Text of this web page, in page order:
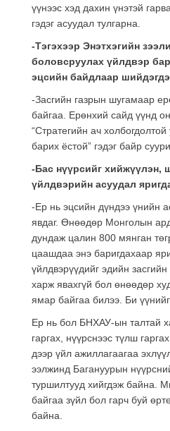
үүнээс хэд дахин үнэтэй
гэдэг асуудал тулгарна.
-Тэгэхээр Энэтхэгийн
боловсруулах үйлдвэр
эцсийн байдлаар
-Засгийн газрын шугамаар
байгаа. Ерөнхий сайд үүнд
“Стратегийн ач
барих ёстой” гэдэг байр
-Бас нүүрсийг хийжүүлэн,
үйлдвэрийн асуудал
-Ер нь эцсийн дүндээ үнийн
явдаг. Өнөөдөр Монголын
дундаж цалин 800 мянган
цаашдаа энэ баригдахаар
үйлдвэрүүдийг эдийн
харж явахгүй бол өнөөдөр
ямар байгаа билээ. Би
Ер нь бол БНХАУ-ын талтай
гаргах, нүүрснээс түлш
дээр үйл ажиллагаагаа
ээлжинд Багануурын
туршилтууд хийгдэж байна.
байгаа зүйл бол гарч буй
байна.